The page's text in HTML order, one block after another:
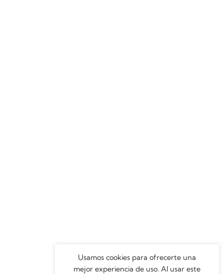
Usamos cookies para ofrecerte una
mejor experiencia de uso. Al usar este